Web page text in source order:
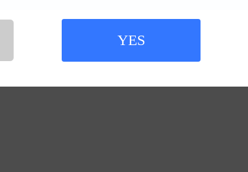
YES
没有适合的经销商，看看其他车型吧！